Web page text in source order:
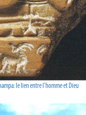
le lien entre l’homme et Dieu